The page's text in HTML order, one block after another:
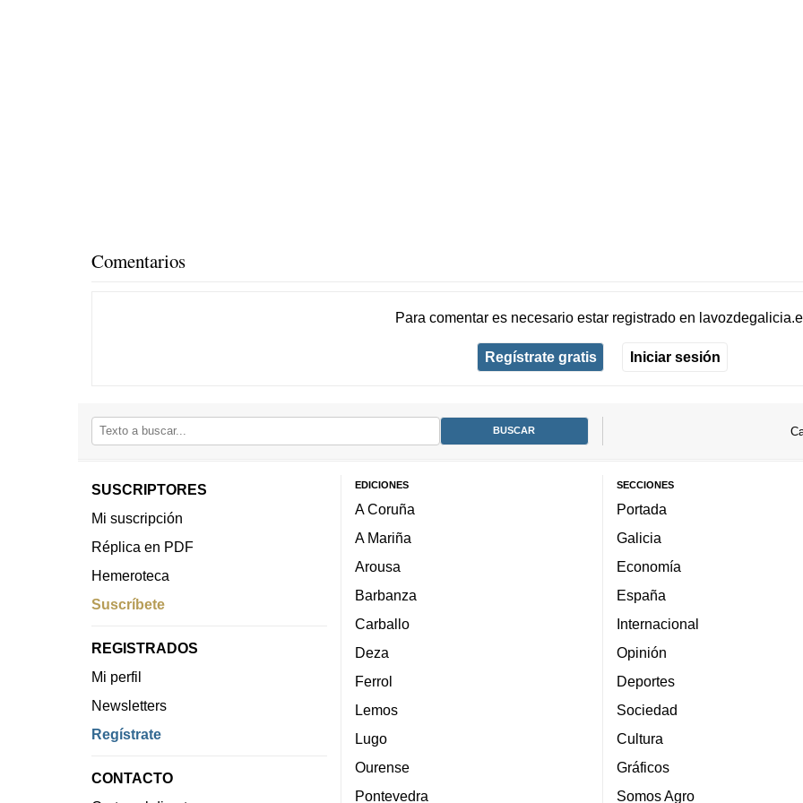
Comentarios
Para comentar es necesario estar registradoen
Regístrate gratis Iniciar sesión
SUSCRIPTORES
Mi suscripción
Réplica en PDF
Hemeroteca
Suscríbete
REGISTRADOS
Mi perfil
Newsletters
Regístrate
CONTACTO
EDICIONES
A Coruña
A Mariña
Arousa
Barbanza
Carballo
Deza
Ferrol
Lemos
Lugo
Ourense
Pontevedra
SECCIONES
Portada
Galicia
Economía
España
Internacional
Opinión
Deportes
Sociedad
Cultura
Gráficos
Somos Agro